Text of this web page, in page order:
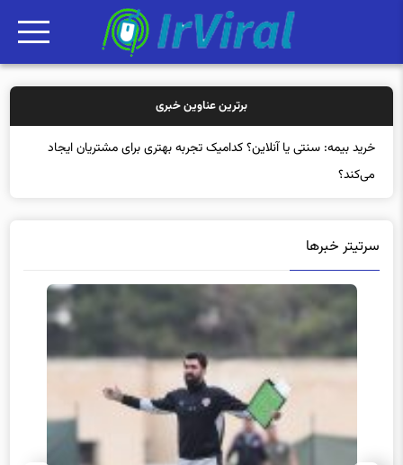
برترین عناوین خبری
خرید بیمه